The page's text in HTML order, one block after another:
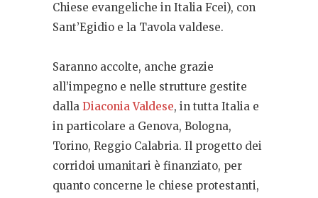
Chiese evangeliche in Italia Fcei), con
Sant’Egidio e la Tavola valdese.
Saranno accolte, anche grazie
all’impegno e nelle strutture gestite
dalla Diaconia Valdese, in tutta Italia e
in particolare a Genova, Bologna,
Torino, Reggio Calabria. Il progetto dei
corridoi umanitari è finanziato, per
quanto concerne le chiese protestanti,